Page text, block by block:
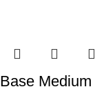
Base